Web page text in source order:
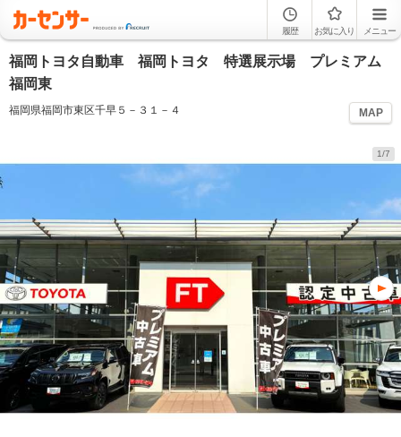
履歴 お気に入り メニュー
福岡トヨタ自動車 福岡トヨタ 特選展示場 プレミアム
福岡東
福岡県福岡市東区千早５－３１－４ MAP
1/7